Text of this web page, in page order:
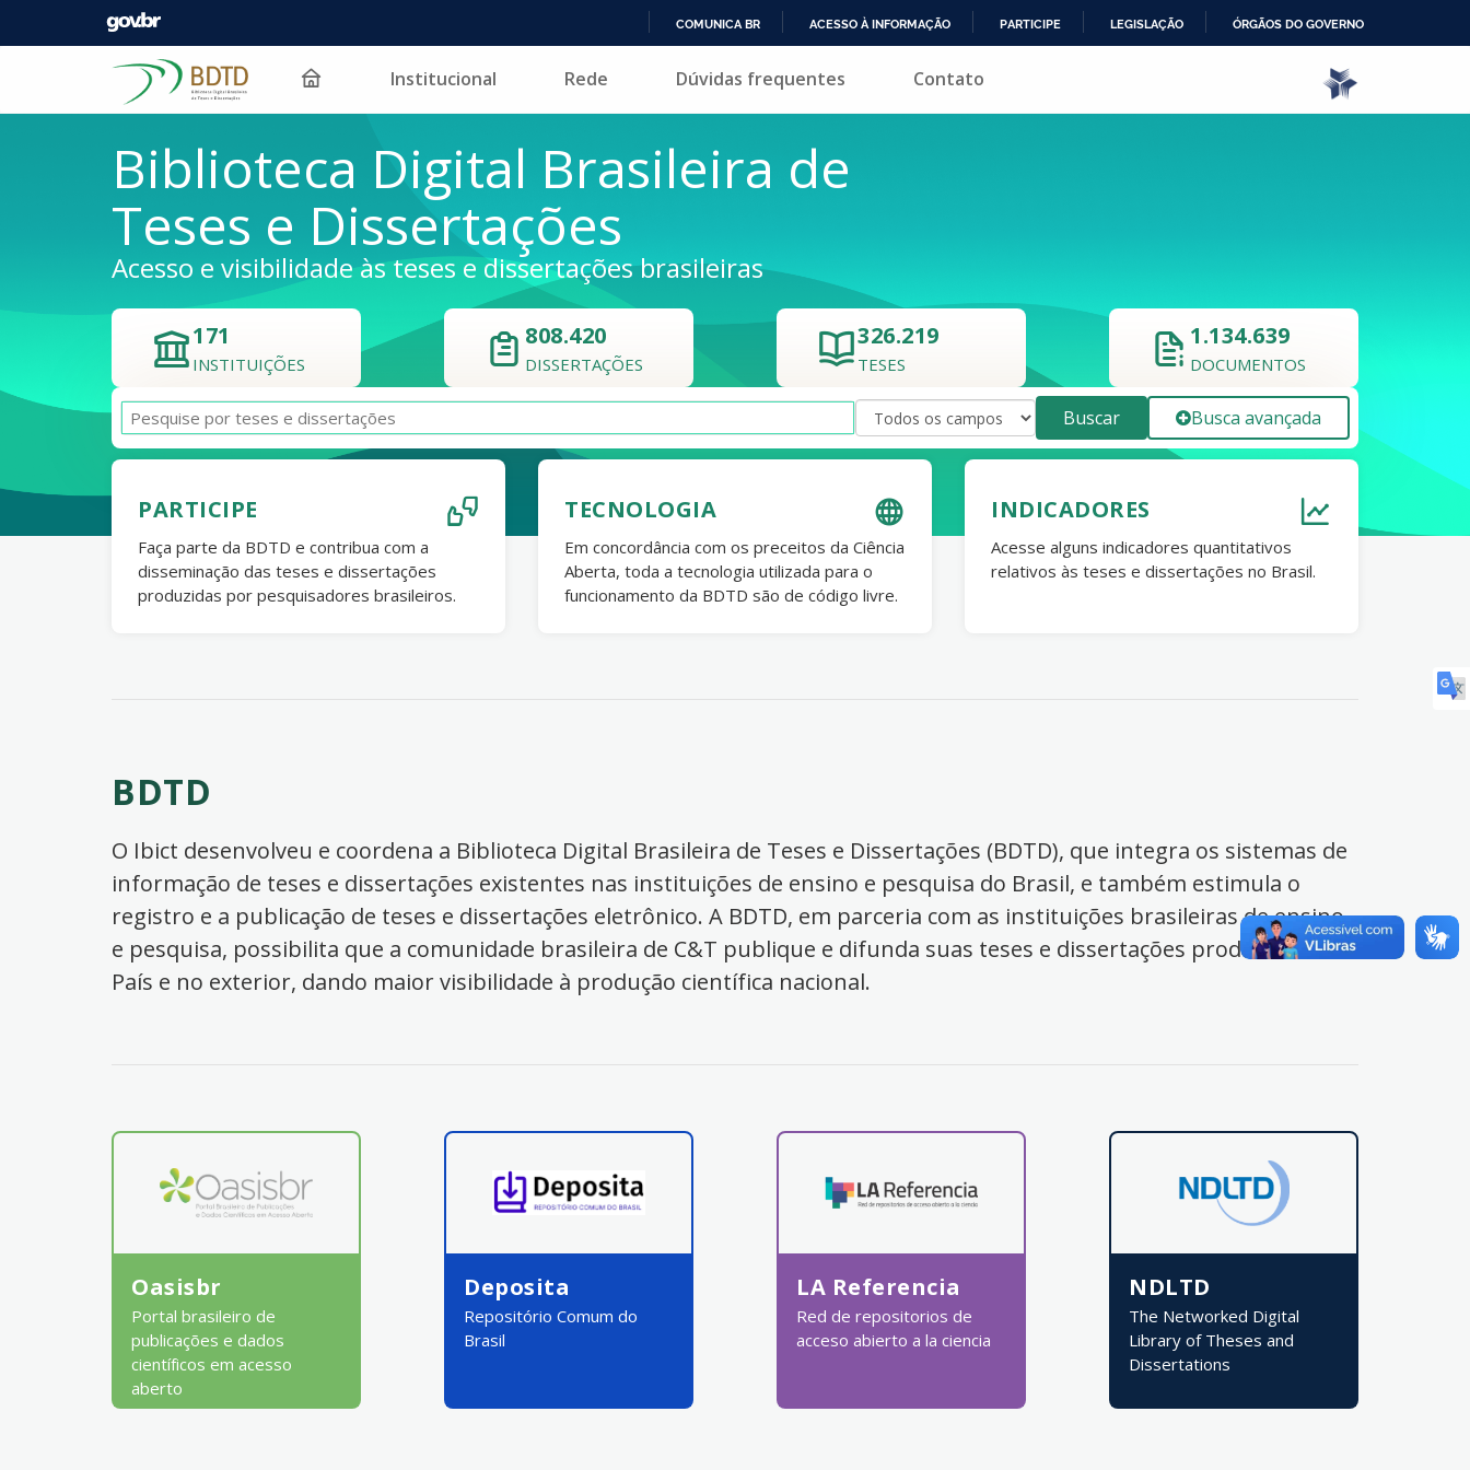
PARA
COMUNICA BR ACESSO À INFORMAÇÃO PARTICIPE LEGISLAÇÃO ÓRGÃOS DO GOVERNO
Pular para o conteúdo Institucional Rede Dúvidas frequentes Contato
Biblioteca Digital Brasileira de
Teses e Dissertações
Acesso e visibilidade às teses e dissertações brasileiras
171
INSTITUIÇÕES
808.420
DISSERTAÇÕES
326.219
TESES
1.134.639
DOCUMENTOS
Buscar Busca avançada
PARTICIPE
Faça parte da BDTD e contribua com a
disseminação das teses e dissertações
produzidas por pesquisadores brasileiros.
TECNOLOGIA
Em concordância com os preceitos da Ciência
Aberta, toda a tecnologia utilizada para o
funcionamento da BDTD são de código livre.
INDICADORES
Acesse alguns indicadores quantitativos
relativos às teses e dissertações no Brasil.
BDTD
O Ibict desenvolveu e coordena a Biblioteca Digital Brasileira de Teses e Dissertações (BDTD), que integra os sistemas de
informação de teses e dissertações existentes nas instituições de ensino e pesquisa do Brasil, e também estimula o
registro e a publicação de teses e dissertações eletrônico. A BDTD, em parceria com as instituições brasileiras de ensino
e pesquisa, possibilita que a comunidade brasileira de C&T publique e difunda suas teses e dissertações produzidas no
País e no exterior, dando maior visibilidade à produção científica nacional.
Oasisbr
Portal brasileiro de
publicações e dados
científicos em acesso
aberto
Deposita
Repositório Comum do
Brasil
LA Referencia
Red de repositorios de
acceso abierto a la ciencia
NDLTD
The Networked Digital
Library of Theses and
Dissertations